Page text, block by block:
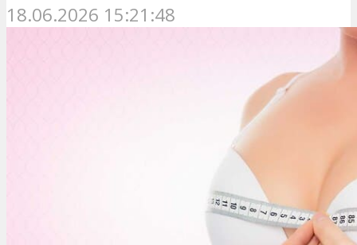
18.06.2026 15:21:48